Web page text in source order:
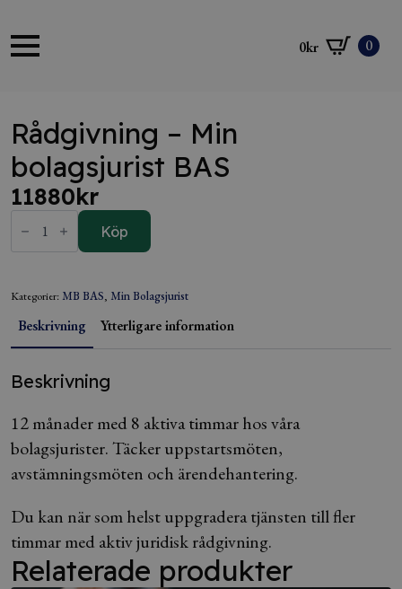
0kr 0
Rådgivning – Min
bolagsjurist BAS
11880kr
Rådgivning
mängd
Köp
Kategorier: MB BAS, Min Bolagsjurist
Beskrivning Ytterligare information
Beskrivning
12 månader med 8 aktiva timmar hos våra
bolagsjurister. Täcker uppstartsmöten,
avstämningsmöten och ärendehantering.
Du kan när som helst uppgradera tjänsten till fler
timmar med aktiv juridisk rådgivning.
Relaterade produkter